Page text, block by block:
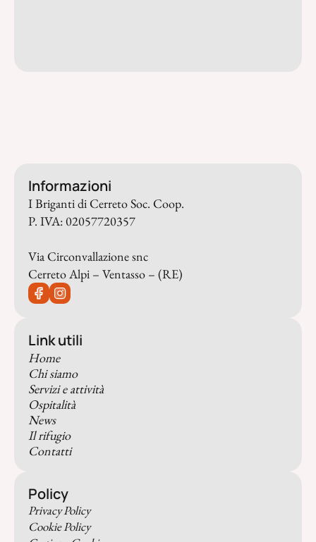
Informazioni
I Briganti di Cerreto Soc. Coop.
P. IVA: 02057720357
Via Circonvallazione snc
Cerreto Alpi – Ventasso – (RE)
Link utili
Home
Chi siamo
Servizi e attività
Ospitalità
News
Il rifugio
Contatti
Policy
Privacy Policy
Cookie Policy